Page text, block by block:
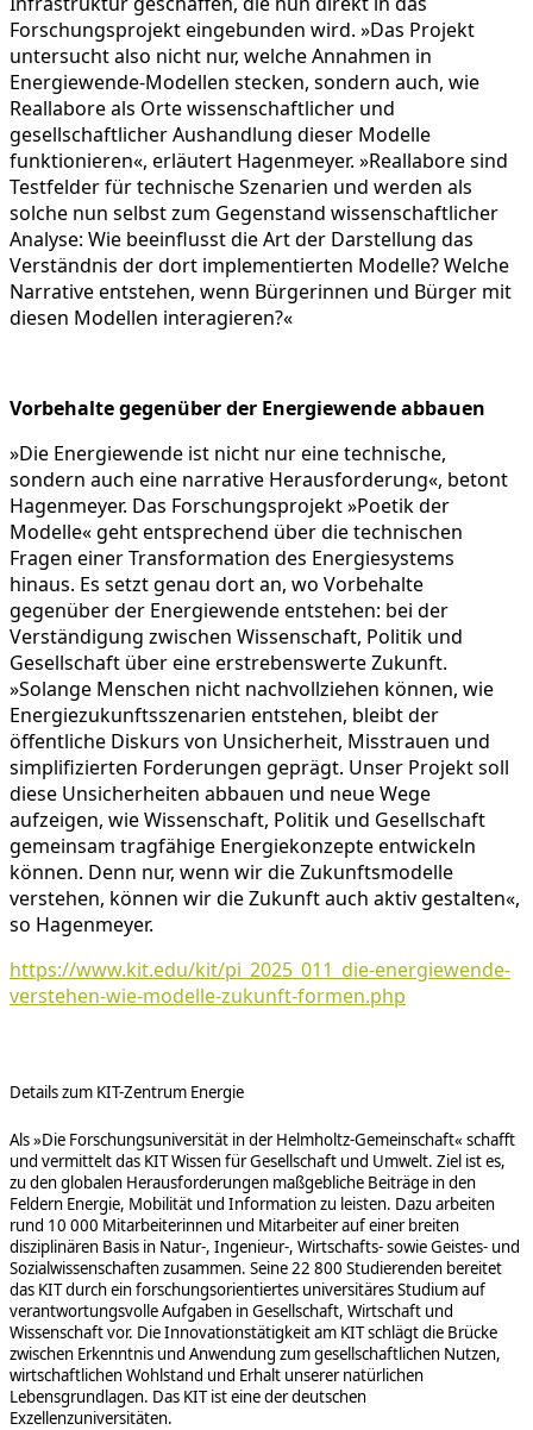
Forschungsprojekt eingebunden wird. »Das Projekt
untersucht also nicht nur, welche Annahmen in
Energiewende-Modellen stecken, sondern auch, wie
Reallabore als Orte wissenschaftlicher und
gesellschaftlicher Aushandlung dieser Modelle
funktionieren«, erläutert Hagenmeyer. »Reallabore sind
Testfelder für technische Szenarien und werden als
solche nun selbst zum Gegenstand wissenschaftlicher
Analyse: Wie beeinflusst die Art der Darstellung das
Verständnis der dort implementierten Modelle? Welche
Narrative entstehen, wenn Bürgerinnen und Bürger mit
diesen Modellen interagieren?«
Vorbehalte gegenüber der Energiewende abbauen
»Die Energiewende ist nicht nur eine technische,
sondern auch eine narrative Herausforderung«, betont
Hagenmeyer. Das Forschungsprojekt »Poetik der
Modelle« geht entsprechend über die technischen
Fragen einer Transformation des Energiesystems
hinaus. Es setzt genau dort an, wo Vorbehalte
gegenüber der Energiewende entstehen: bei der
Verständigung zwischen Wissenschaft, Politik und
Gesellschaft über eine erstrebenswerte Zukunft.
»Solange Menschen nicht nachvollziehen können, wie
Energiezukunftsszenarien entstehen, bleibt der
öffentliche Diskurs von Unsicherheit, Misstrauen und
simplifizierten Forderungen geprägt. Unser Projekt soll
diese Unsicherheiten abbauen und neue Wege
aufzeigen, wie Wissenschaft, Politik und Gesellschaft
gemeinsam tragfähige Energiekonzepte entwickeln
können. Denn nur, wenn wir die Zukunftsmodelle
verstehen, können wir die Zukunft auch aktiv gestalten«,
so Hagenmeyer.
https://www.kit.edu/kit/pi_2025_011_die-energiewende-
verstehen-wie-modelle-zukunft-formen.php
Details zum KIT-Zentrum Energie
Als »Die Forschungsuniversität in der Helmholtz-Gemeinschaft« schafft
und vermittelt das KIT Wissen für Gesellschaft und Umwelt. Ziel ist es,
zu den globalen Herausforderungen maßgebliche Beiträge in den
Feldern Energie, Mobilität und Information zu leisten. Dazu arbeiten
rund 10 000 Mitarbeiterinnen und Mitarbeiter auf einer breiten
disziplinären Basis in Natur-, Ingenieur-, Wirtschafts- sowie Geistes- und
Sozialwissenschaften zusammen. Seine 22 800 Studierenden bereitet
das KIT durch ein forschungsorientiertes universitäres Studium auf
verantwortungsvolle Aufgaben in Gesellschaft, Wirtschaft und
Wissenschaft vor. Die Innovationstätigkeit am KIT schlägt die Brücke
zwischen Erkenntnis und Anwendung zum gesellschaftlichen Nutzen,
wirtschaftlichen Wohlstand und Erhalt unserer natürlichen
Lebensgrundlagen. Das KIT ist eine der deutschen
Exzellenzuniversitäten.